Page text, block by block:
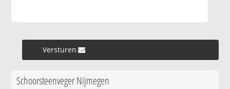
Versturen »
Schoorsteenveger Nijmegen